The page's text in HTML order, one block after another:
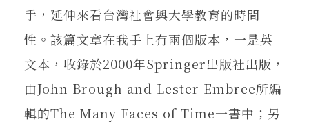
手，延伸來看台灣社會與大學教育的時間
性。該篇文章在我手上有兩個版本，一是英
文本，收錄於2000年Springer出版社出版，
由John Brough and Lester Embree所編
輯的The Many Faces of Time一書中；另